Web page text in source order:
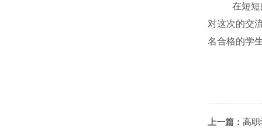
在短短
对这次的交
名合格的学
上一篇： 高